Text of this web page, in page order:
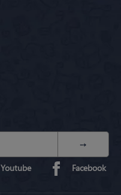
Youtube Facebook